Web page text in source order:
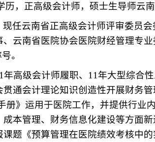
历，正高级会计师，硕士生导师云
任云南省正高级会计师评审委员
云南省医院协会医院财经管理专
。
年高级会计师履职、11年大型综合
通会计理论知识创造性开展财务
册》运用于医院工作，并提供行业
本管理、财务信息化建设等方面
题《预算管理在医院绩效考核中的